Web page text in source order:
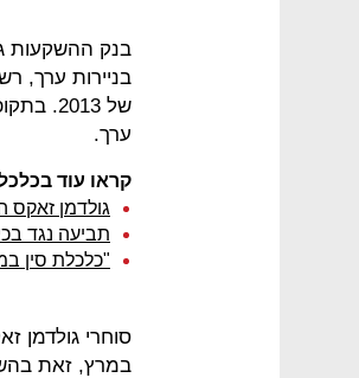
בנק ההשקעות
בניירות ערך,
של
ערך.
קראו עוד
גולדמן זאקס
תביעה נגד
"כלכלת סין